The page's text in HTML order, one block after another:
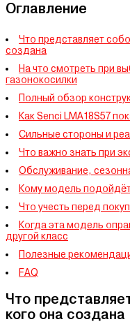
Оглавление
Что представляет
создана
На что смотреть при
газонокосилки
Полный обзор
Как Senci LMA18S57
Сильные стороны и
Что важно знать при
Обслуживание,
Кому модель
Что учесть перед
Когда эта модель
другой класс
Полезные
FAQ
Что
кого она создана